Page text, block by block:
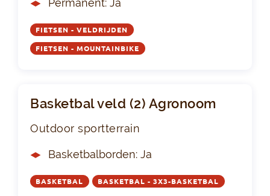
FIETSEN - VELDRIJDEN
FIETSEN - MOUNTAINBIKE
Basketbal veld (2) Agronoom
Outdoor sportterrain
Basketbalborden: Ja
BASKETBAL BASKETBAL - 3X3-BASKETBAL